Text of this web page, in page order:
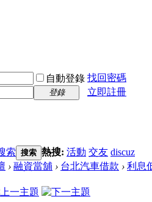
自動登錄 找回密碼
登錄
立即註冊
索 搜索 熱搜: 活動 交友 discuz
› 融資當舖 › 台北汽車借款 › 利息